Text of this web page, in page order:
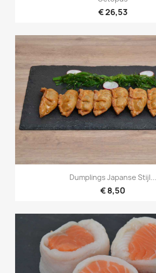
€ 26,53
Dumplings Japanse Stijl...
€ 8,50